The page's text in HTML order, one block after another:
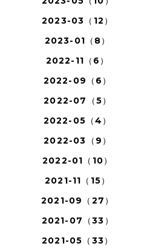
2023-03（12）
2023-01（8）
2022-11（6）
2022-09（6）
2022-07（5）
2022-05（4）
2022-03（9）
2022-01（10）
2021-11（15）
2021-09（27）
2021-07（33）
2021-05（33）